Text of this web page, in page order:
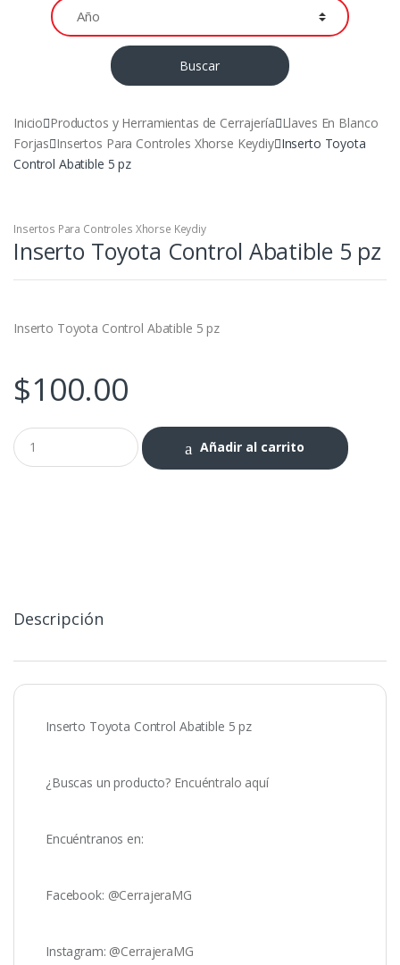
Buscar
Inicio Productos y Herramientas de Cerrajería Llaves En Blanco
Forjas Insertos Para Controles Xhorse Keydiy Inserto Toyota
Control Abatible 5 pz
Insertos Para Controles Xhorse Keydiy
Inserto Toyota Control Abatible 5 pz
Inserto Toyota Control Abatible 5 pz
$100.00
Inserto
Toyota
Control
Añadir al carrito
Descripción
Inserto Toyota Control Abatible 5 pz
¿Buscas un producto? Encuéntralo aquí
Encuéntranos en:
Facebook: @CerrajeraMG
Instagram: @CerrajeraMG